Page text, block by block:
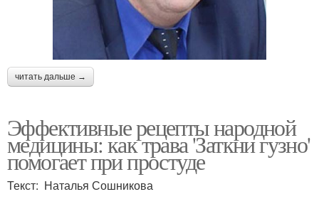
читать дальше →
Эффективные рецепты народной
медицины: как трава 'Заткни гузно'
помогает при простуде
Текст: Наталья Сошникова